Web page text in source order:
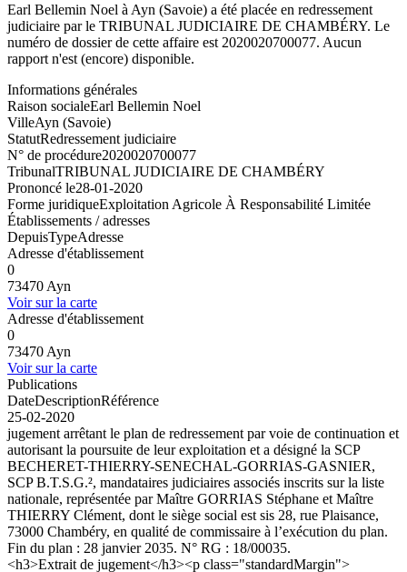
Earl Bellemin Noel à Ayn (Savoie) a été placée en redressement
judiciaire par le TRIBUNAL JUDICIAIRE DE CHAMBÉRY. Le
numéro de dossier de cette affaire est 2020020700077. Aucun
rapport n'est (encore) disponible.
Informations générales
Raison socialeEarl Bellemin Noel
VilleAyn (Savoie)
StatutRedressement judiciaire
N° de procédure2020020700077
TribunalTRIBUNAL JUDICIAIRE DE CHAMBÉRY
Prononcé le28-01-2020
Forme juridiqueExploitation Agricole À Responsabilité Limitée
Établissements / adresses
DepuisTypeAdresse
Adresse d'établissement
0
73470 Ayn
Voir sur la carte
Adresse d'établissement
0
73470 Ayn
Voir sur la carte
Publications
DateDescriptionRéférence
25-02-2020
jugement arrêtant le plan de redressement par voie de continuation et
autorisant la poursuite de leur exploitation et a désigné la SCP
BECHERET-THIERRY-SENECHAL-GORRIAS-GASNIER,
SCP B.T.S.G.², mandataires judiciaires associés inscrits sur la liste
nationale, représentée par Maître GORRIAS Stéphane et Maître
THIERRY Clément, dont le siège social est sis 28, rue Plaisance,
73000 Chambéry, en qualité de commissaire à l’exécution du plan.
Fin du plan : 28 janvier 2035. N° RG : 18/00035.
<h3>Extrait de jugement</h3><p class="standardMargin">